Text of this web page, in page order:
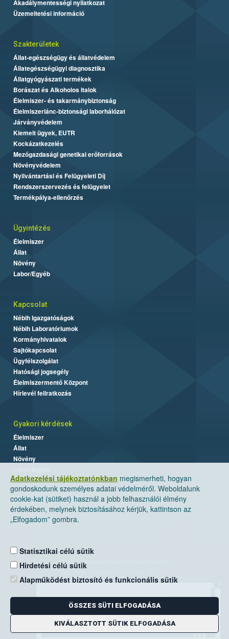
Adatkezelési tájékoztatónkban megismerheti, hogyan
gondoskodunk személyes adatai védelméről. Weboldalunk
cookie-kat (sütiket) használ a jobb felhasználói élmény
érdekében, melynek biztosításához kérjük, kattintson az
„Elfogadom” gombra.
Statisztikai célú sütik
Hirdetési célú sütik
Alapműködést biztosító és funkcionális sütik
ÖSSZES SÜTI ELFOGADÁSA
KIVÁLASZTOTT SÜTIK ELFOGADÁSA
Akadálymentességi nyilatkozat
Üzemeltetési információ
Szakterületek
Állat-egészségügy és állatvédelem
Állategészségügyi diagnosztika
Állatgyógyászati termékek
Borászat és Alkoholos Italok
Élelmiszer- és takarmánybiztonság
Élelmiszerlánc-biztonsági laborhálózat
Járványvédelem
Kiemelt ügyek, EUTR
Kockázatkezelés
Mezőgazdasági genetikai erőforrások
Növényvédelem
Nyilvántartási és Felügyeleti Díj
Rendszerszervezés és felügyelet
Termékpálya-ellenőrzés
Ügyintézés
Élelmiszer
Állat
Növény
Labor/Egyéb
Kapcsolat
Nébih Igazgatóságok
Nébih Laboratóriumok
Kormányhivatalok
Sajtókapcsolat
Ügyfélszolgálat
Hatósági jogsegély
Élelmiszermentő Központ
Hírlevél feliratkozás
Gyakori kérdések
Élelmiszer
Állat
Növény
Nemzeti Élelmiszerlánc-biztonsági Hivatal
Levelezési cím: 1525 Budapest. Pf. 30.
E-mail:ugyfelszolgalat@nebih.gov.hu
Zöld szám: 06-80/263-244
Telefon: 06-1/ 336-9000